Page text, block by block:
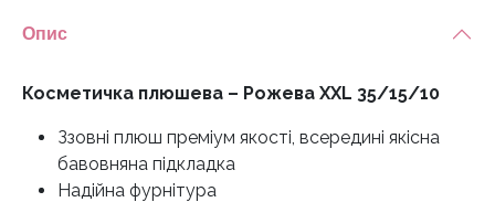
Опис
Косметичка плюшева – Рожева XXL 35/15/10
Ззовні плюш преміум якості, всередині якісна
бавовняна підкладка
Надійна фурнітура